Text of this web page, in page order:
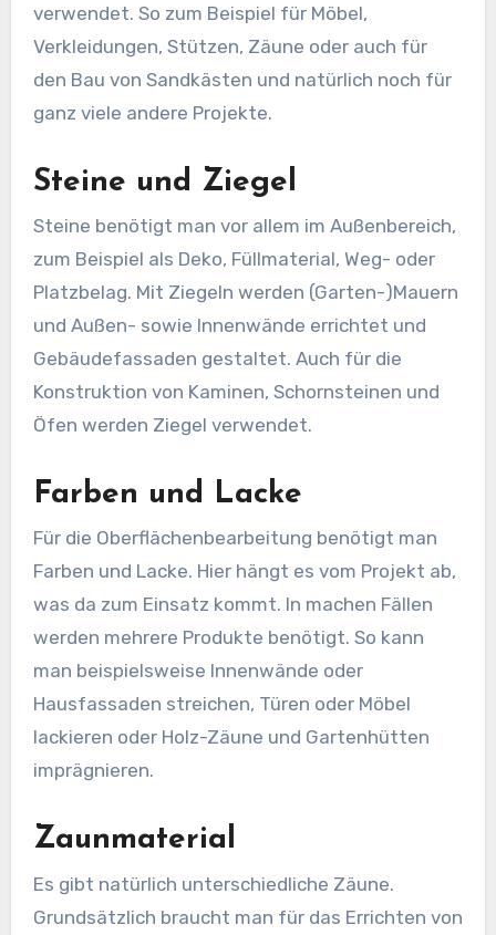
verwendet. So zum Beispiel für Möbel,
Verkleidungen, Stützen, Zäune oder auch für
den Bau von Sandkästen und natürlich noch für
ganz viele andere Projekte.
Steine und Ziegel
Steine benötigt man vor allem im Außenbereich,
zum Beispiel als Deko, Füllmaterial, Weg- oder
Platzbelag. Mit Ziegeln werden (Garten-)Mauern
und Außen- sowie Innenwände errichtet und
Gebäudefassaden gestaltet. Auch für die
Konstruktion von Kaminen, Schornsteinen und
Öfen werden Ziegel verwendet.
Farben und Lacke
Für die Oberflächenbearbeitung benötigt man
Farben und Lacke. Hier hängt es vom Projekt ab,
was da zum Einsatz kommt. In machen Fällen
werden mehrere Produkte benötigt. So kann
man beispielsweise Innenwände oder
Hausfassaden streichen, Türen oder Möbel
lackieren oder Holz-Zäune und Gartenhütten
imprägnieren.
Zaunmaterial
Es gibt natürlich unterschiedliche Zäune.
Grundsätzlich braucht man für das Errichten von